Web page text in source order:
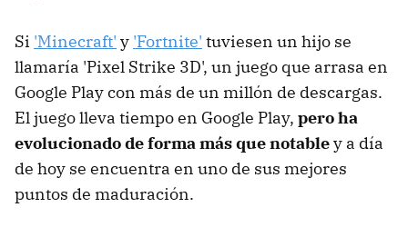
Si 'Minecraft' y 'Fortnite' tuviesen un hijo se
llamaría 'Pixel Strike 3D', un juego que arrasa en
Google Play con más de un millón de descargas.
El juego lleva tiempo en Google Play, pero ha
evolucionado de forma más que notabley a día
de hoy se encuentra en uno de sus mejores
puntos de maduración.